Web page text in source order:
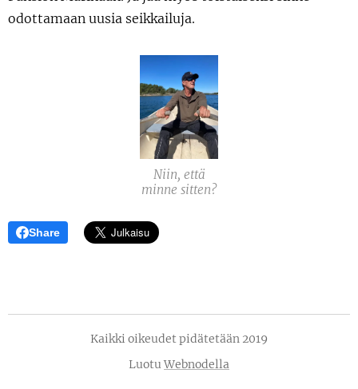
odottamaan uusia seikkailuja.
Niin, että
minne sitten?
Share
Kaikki oikeudet pidätetään 2019
LuotuWebnodella